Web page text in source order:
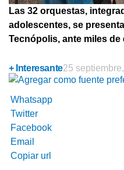
Las 32 orquestas,
adolescentes, se
Tecnópolis, ante miles de
+ Interesante25
Whatsapp
Twitter
Facebook
Email
Copiar url